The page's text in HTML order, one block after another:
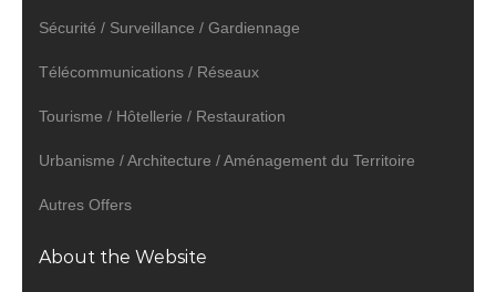
Sécurité / Surveillance / Gardiennage
Télécommunications / Réseaux
Tourisme / Hôtellerie / Restauration
Urbanisme / Architecture / Aménagement du Territoire
Autres Offers
About the Website